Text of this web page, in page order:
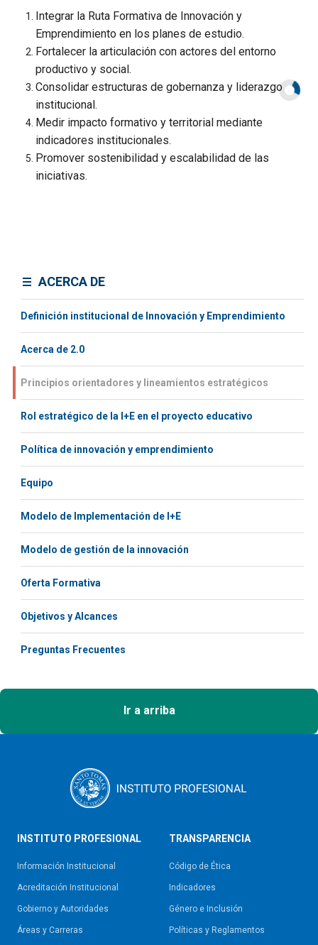
Integrar la Ruta Formativa de Innovación y
Emprendimiento en los planes de estudio.
Fortalecer la articulación con actores del entorno
productivo y social.
Consolidar estructuras de gobernanza y liderazgo
institucional.
Medir impacto formativo y territorial mediante
indicadores institucionales.
Promover sostenibilidad y escalabilidad de las
iniciativas.
ACERCA DE
Definición institucional de Innovación y Emprendimiento
Acerca de 2.0
Principios orientadores y lineamientos estratégicos
Rol estratégico de la I+E en el proyecto educativo
Política de innovación y emprendimiento
Equipo
Modelo de Implementación de I+E
Modelo de gestión de la innovación
Oferta Formativa
Objetivos y Alcances
Preguntas Frecuentes
Ir a arriba
INSTITUTO PROFESIONAL
Información Institucional
Acreditación Institucional
Gobierno y Autoridades​
Áreas y Carreras
TRANSPARENCIA
Código de Ética
Indicadores
Género e Inclusión
Políticas y Reglamentos​